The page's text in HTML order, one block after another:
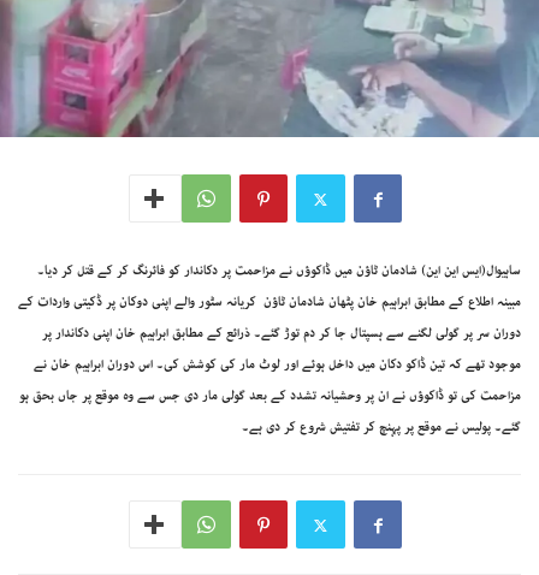
ساہیوال(ایس این این) شادمان ٹاؤن میں ڈاکوؤں نے مزاحمت پر دکاندار کو فائرنگ کر کے قتل کر دیا۔
مبینہ اطلاع کے مطابق ابراہیم خان پٹھان شادمان ٹاؤن کریانہ سٹور والے اپنی دوکان پر ڈکیتی واردات کے
دوران سر پر گولی لگنے سے ہسپتال جا کر دم توڑ گئے۔ ذرائع کے مطابق ابراہیم خان اپنی دکاندار پر
موجود تھے کہ تین ڈاکو دکان میں داخل ہوئے اور لوٹ مار کی کوشش کی۔ اس دوران ابراہیم خان نے
مزاحمت کی تو ڈاکوؤں نے ان پر وحشیانہ تشدد کے بعد گولی مار دی جس سے وہ موقع پر جاں بحق ہو
گئے۔ پولیس نے موقع پر پہنچ کر تفتیش شروع کر دی ہے۔